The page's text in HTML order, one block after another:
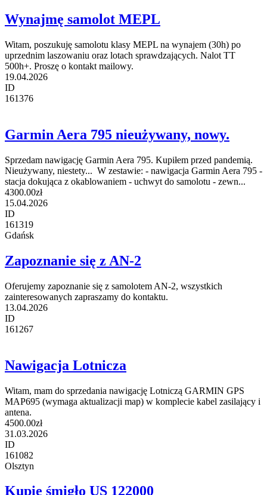
Wynajmę samolot MEPL
Witam, poszukuję samolotu klasy MEPL na wynajem (30h) po
uprzednim laszowaniu oraz lotach sprawdzających. Nalot TT
500h+. Proszę o kontakt mailowy.
19.04.2026
ID
161376
Garmin Aera 795 nieużywany, nowy.
Sprzedam nawigację Garmin Aera 795. Kupiłem przed pandemią.
Nieużywany, niestety... W zestawie: - nawigacja Garmin Aera 795 -
stacja dokująca z okablowaniem - uchwyt do samolotu - zewn...
4300.00zł
15.04.2026
ID
161319
Gdańsk
Zapoznanie się z AN-2
Oferujemy zapoznanie się z samolotem AN-2, wszystkich
zainteresowanych zapraszamy do kontaktu.
13.04.2026
ID
161267
Nawigacja Lotnicza
Witam, mam do sprzedania nawigację Lotniczą GARMIN GPS
MAP695 (wymaga aktualizacji map) w komplecie kabel zasilający i
antena.
4500.00zł
31.03.2026
ID
161082
Olsztyn
Kupię śmigło US 122000